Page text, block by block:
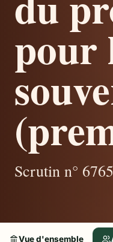
pour
Scrutin n°
Vue d'ensemble